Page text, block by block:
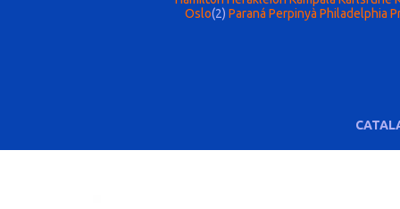
Oslo(2) Paraná Perpinyà Philadelphia